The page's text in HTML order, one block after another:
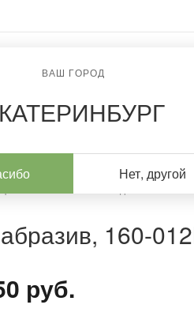
ВАШ ГОРОД
Нет, другой
160-
руб.